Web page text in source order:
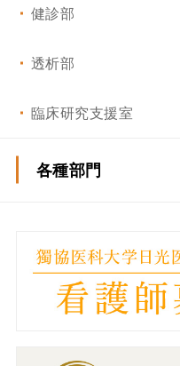
健診部
透析部
臨床研究支援室
各種部門
看護部